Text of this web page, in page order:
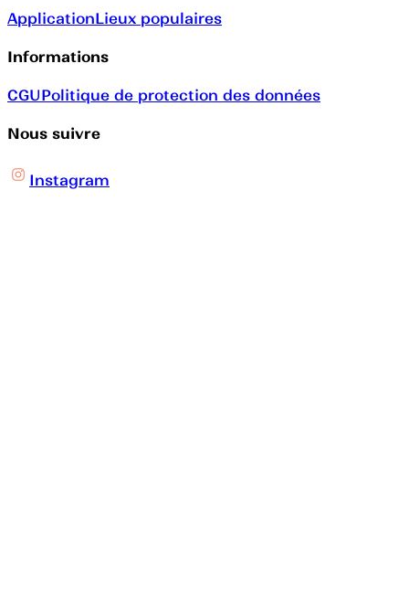
ApplicationLieux populaires
Informations
CGUPolitique de protection des données
Nous suivre
Instagram